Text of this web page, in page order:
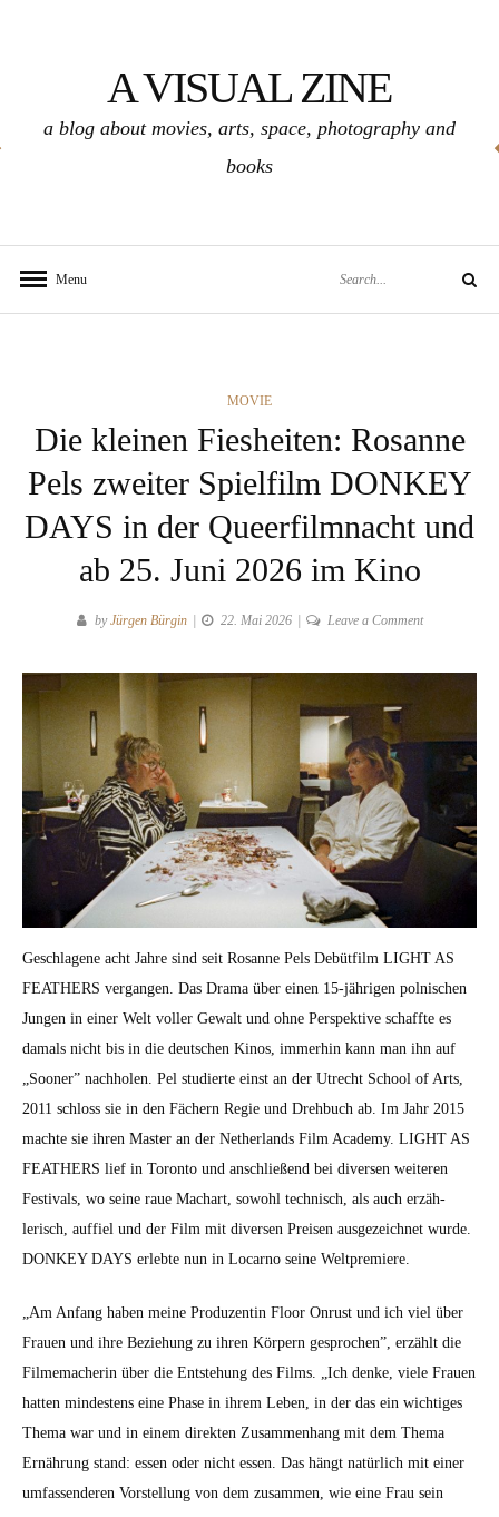
A VISUAL ZINE
a blog about movies, arts, space, photography and
books
Menu Search
CATEGORIES
MOVIE
Die kleinen Fiesheiten: Rosanne
Pels zweiter Spielfilm DONKEY
DAYS in der Queerfilmnacht und
ab 25. Juni 2026 im Kino
byJürgen Bürgin 22. Mai 2026 Leave a Commenton
Pels
zweiter
Spielfilm
DONKEY
DAYS
und
Juni
2026
im
Kino
Geschla­gene acht Jahre sind seit Rosanne Pels Debüt­film LIGHT AS
FEATHERS ver­gan­gen. Das Dra­ma über einen 15-jähri­gen pol­nis­chen
Jun­gen in ein­er Welt voller Gewalt und ohne Per­spek­tive schaffte es
damals nicht bis in die deutschen Kinos, immer­hin kann man ihn auf
„Soon­er” nach­holen. Pel studierte einst an der Utrecht School of Arts,
2011 schloss sie in den Fäch­ern Regie und Drehbuch ab. Im Jahr 2015
machte sie ihren Mas­ter an der Nether­lands Film Acad­e­my. LIGHT AS
FEATHERS lief in Toron­to und anschließend bei diversen weit­eren
Fes­ti­vals, wo seine raue Machart, sowohl tech­nisch, als auch erzäh­
lerisch, auffiel und der Film mit diversen Preisen aus­geze­ich­net wurde.
DONKEY DAYS erlebte nun in Locarno seine Welt­premiere.
„Am Anfang haben meine Pro­duzentin Floor Onrust und ich viel über
Frauen und ihre Beziehung zu ihren Kör­pern gesprochen”, erzählt die
Filmemacherin über die Entste­hung des Films. „Ich denke, viele Frauen
hat­ten min­destens eine Phase in ihrem Leben, in der das ein wichtiges
The­ma war und in einem direk­ten Zusam­men­hang mit dem The­ma
Ernährung stand: essen oder nicht essen. Das hängt natür­lich mit ein­er
umfassenderen Vorstel­lung von dem zusam­men, wie eine Frau sein